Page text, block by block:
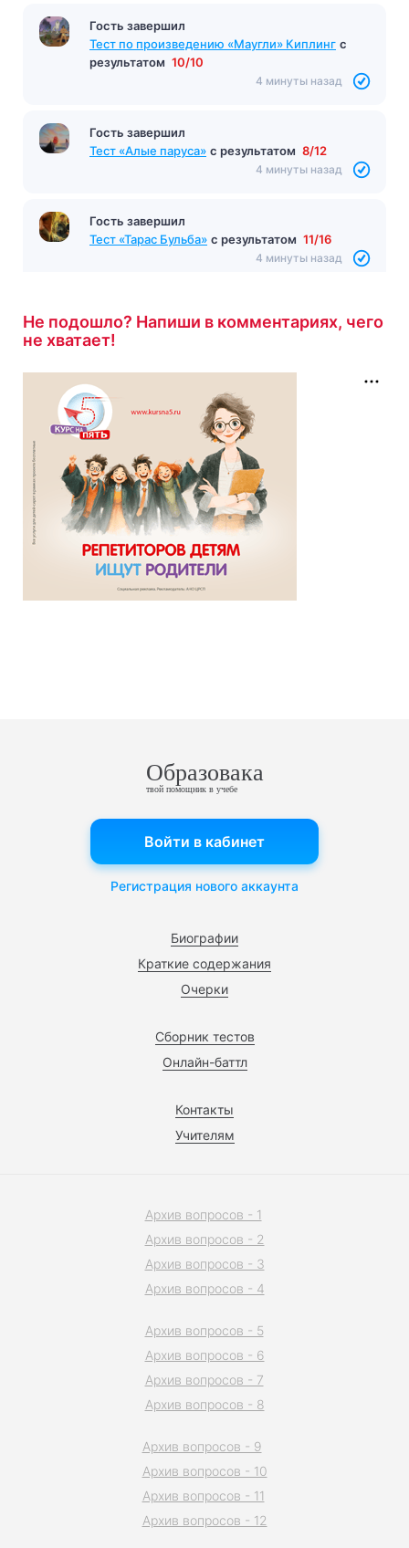
Гость завершил
Тест «Чудик» с результатом 7/10
Тест по произведению «Маугли» Киплинг
результатом 10/10
4 минуты назад
Гость завершил
Тест «Алые паруса» с результатом 8/12
4 минуты назад
Не подошло? Напиши в комментариях, чего
не хватает!
Образовака
твой помощник в учебе
Биографии
Краткие содержания
Очерки
Сборник тестов
Онлайн-баттл
Контакты
Учителям
Войти в кабинет
Регистрация нового аккаунта
Архив вопросов - 1
Архив вопросов - 2
Архив вопросов - 3
Архив вопросов - 4
Архив вопросов - 5
Архив вопросов - 6
Архив вопросов - 7
Архив вопросов - 8
Архив вопросов - 9
Архив вопросов - 10
Архив вопросов - 11
Архив вопросов - 12